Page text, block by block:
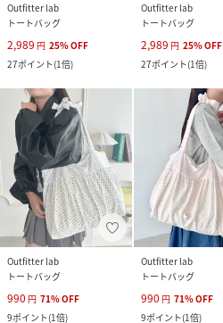
Outfitter lab
トートバッグ
2,989 円 25%OFF
27ポイント(1倍)
Outfitter lab
トートバッグ
2,989 円 25%OFF
27ポイント(1倍)
Outfitter lab
トートバッグ
990 円 71%OFF
9ポイント(1倍)
Outfitter lab
トートバッグ
990 円 71%OFF
9ポイント(1倍)